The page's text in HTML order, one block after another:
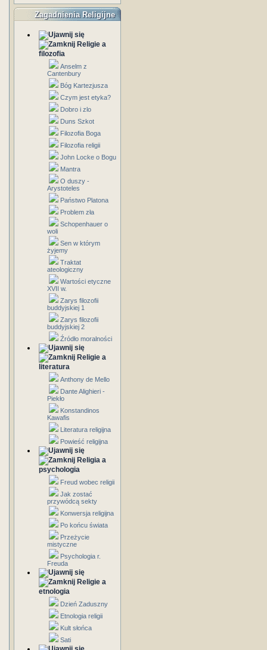
Zagadnienia Religijne
Religie a
filozofia
Anselm z
Cantenbury
Bóg Kartezjusza
Czym jest etyka?
Dobro i zlo
Duns Szkot
Filozofia Boga
Filozofia religii
John Locke o Bogu
Mantra
O duszy -
Arystoteles
Państwo Platona
Problem zła
Schopenhauer o
woli
Sen w którym
żyjemy
Traktat
ateologiczny
Wartości etyczne
XVII w.
Zarys filozofii
buddyjskiej 1
Zarys filozofii
buddyjskiej 2
Źródło moralności
Religie a
literatura
Anthony de Mello
Dante Alighieri -
Piekło
Konstandinos
Kawafis
Literatura religijna
Powieść religijna
Religia a
psychologia
Freud wobec religii
Jak zostać
przywódcą sekty
Konwersja religijna
Po końcu świata
Przeżycie
mistyczne
Psychologia r.
Freuda
Religie a
etnologia
Dzień Zaduszny
Etnologia religii
Kult słońca
Sati